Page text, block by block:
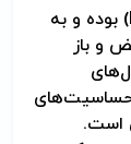
باتری A2113 نوت بوک از نوع داخلی (Internal) بوده و به
و باز
حساسیت‌های
است.